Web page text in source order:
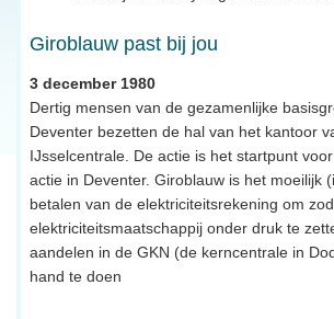
Giroblauw past bij jou
3 december 1980
Dertig mensen van de gezamenlijke
Deventer bezetten de hal van het kantoor
IJsselcentrale. De actie is het startpunt
actie in Deventer. Giroblauw is het moeilijk
betalen van de elektriciteitsrekening om
elektriciteitsmaatschappij onder druk te
aandelen in de GKN (de kerncentrale in
hand te doen